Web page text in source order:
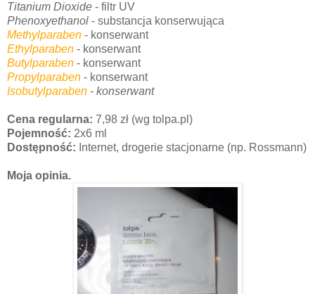
Titanium Dioxide - filtr UV
Phenoxyethanol - substancja konserwująca
Methylparaben - konserwant
Ethylparaben - konserwant
Butylparaben - konserwant
Propylparaben - konserwant
Isobutylparaben - konserwant
Cena regularna: 7,98 zł (wg tolpa.pl)
Pojemność: 2x6 ml
Dostępność: Internet, drogerie stacjonarne (np. Rossmann)
Moja opinia.